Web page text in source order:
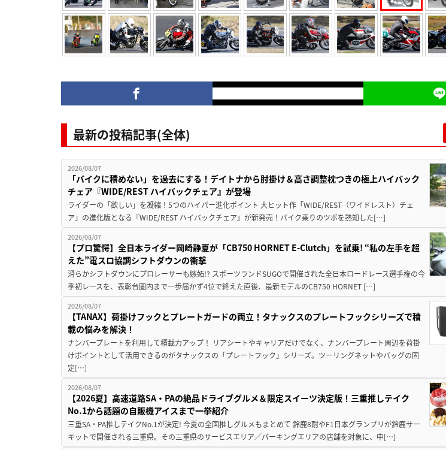
最新の投稿記事(全体)
2026/08/07
「バイクに積めない」を過去にする！デイトナから肘掛け＆高さ調整枕つきの極上ハイバック
チェア『WIDE/REST ハイバックチェア』が登場
ライダーの「欲しい」を凝縮！5つのハイパー進化ポイント 大ヒット作「WIDE/REST（ワイドレスト）チェ
ア」の進化版となる『WIDE/REST ハイバックチェア』が新発売！バイク乗りのツボを熟知した[…]
2026/08/07
【プロ驚愕】全日本ライダー岡崎静夏が「CB750 HORNET E-Clutch」を試乗! “私の左手を超
えた”電スロ協調シフトダウンの衝撃
滑らかシフトダウンにプロレーサーも嫉妬!? スポーツランドSUGOで開催された全日本ロードレース選手権の今
季初レースを、表彰台圏内まで一歩届かず4位で終えた直後、最新モデルのCB750 HORNET […]
2026/08/07
【TANAX】荷掛けフックとプレートガードの両立！タナックスのプレートフックシリーズで積
載の悩みを解決！
ナンバープレートを利用して積載力アップ！ リアシートやキャリアだけでなく、ナンバープレート周辺を荷掛
けポイントとして活用できるのがタナックスの「プレートフック」シリーズ。ツーリングネットやバッグの固
定[…]
2026/08/07
【2026夏】高速道路SA・PAの絶品ドライブグルメ＆限定スイーツ決定版！三重推しテイク
No.1から話題の自販機アイスまで一挙紹介
三重SA・PA推しテイクNo.1が決定! 今夏の全国推しグルメもまとめて 鈴鹿8耐やF1日本グランプリが鈴鹿サー
キットで開催される三重県。その三重県のサービスエリア／パーキングエリアの店舗を対象に、中[…]